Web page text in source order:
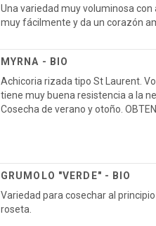
Una variedad muy voluminosa
muy fácilmente y da un corazón
MYRNA - BIO
Achicoria rizada tipo St Laurent.
tiene muy buena resistencia a la
Cosecha de verano y otoño.
GRUMOLO "VERDE" - BIO
Variedad para cosechar al
roseta.